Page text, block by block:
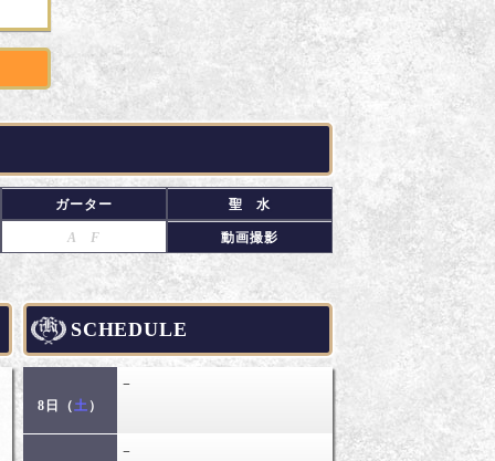
🌷
ガーター 聖 水
A F 動画撮影
SCHEDULE
8日（ 土 ）
−
−